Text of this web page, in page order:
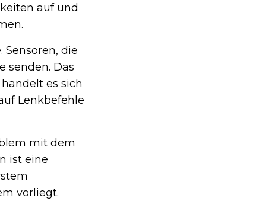
auf und
die
senden. Das
es sich
Lenkbefehle
mit dem
ist eine
vorliegt.